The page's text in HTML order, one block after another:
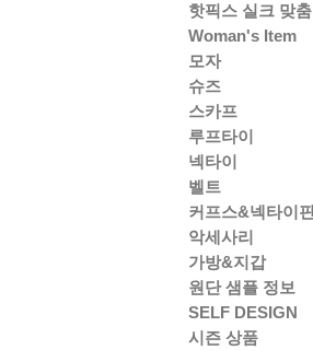
핫픽스 실크 맞춤
Woman's Item
모자
슈즈
스카프
루프타이
넥타이
벨트
커프스&넥타이핀
악세사리
가방&지갑
원단 샘플 정보
SELF DESIGN
시즌 상품